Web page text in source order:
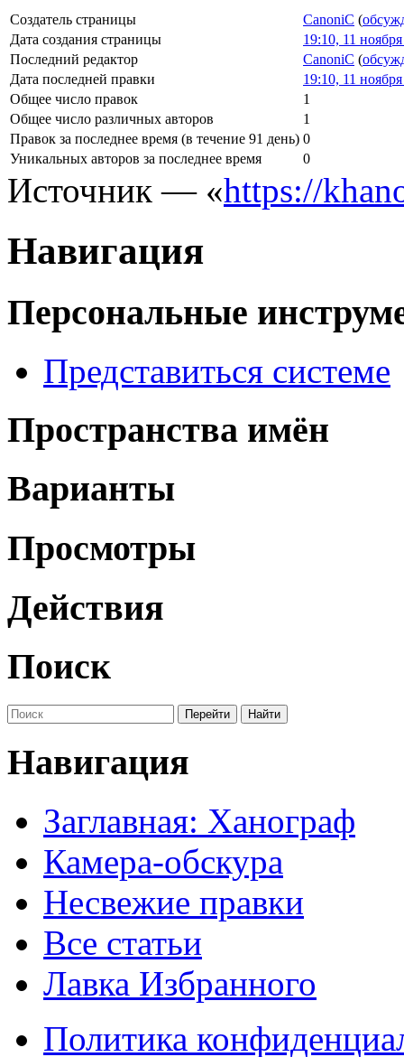
Создатель страницы CanoniC (
Дата создания страницы
19:10, 11
Последний редактор
CanoniC (
Дата последней правки
19:10, 11
Общее число правок
1
Общее число различных авторов
1
Правок за последнее время (в течение 91 день) 0
Уникальных авторов за последнее время
0
Источник — «https://
Навигация
Персональные
Представиться системе
Пространства имён
Варианты
Просмотры
Действия
Поиск
Навигация
Заглавная: Ханограф
Камера-обскура
Несвежие правки
Все статьи
Лавка Избранного
Политика